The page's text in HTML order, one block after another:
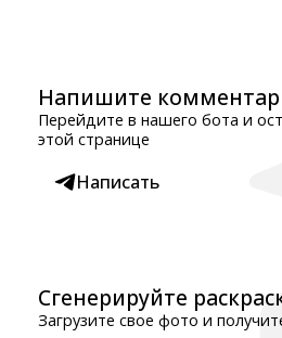
Напишите
Перейдите в нашего бота и
этой странице
Написать
Сгенерируйте
Загрузите свое фото и